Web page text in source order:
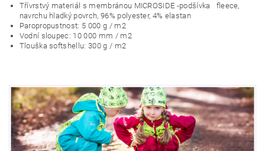
Třívrstvý materiál s membránou MICROSIDE -podšívka fleece,
navrchu hladký povrch, 96% polyester, 4% elastan
Paropropustnost: 5 000 g / m2
Vodní sloupec: 10 000 mm / m2
Tlouška softshellu: 300 g / m2